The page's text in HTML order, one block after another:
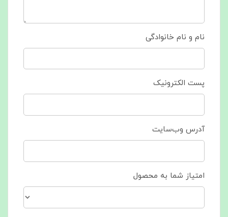
نام و نام خانوادگی
پست الکترونیک
آدرس وب‌سایت
امتیاز شما به محصول